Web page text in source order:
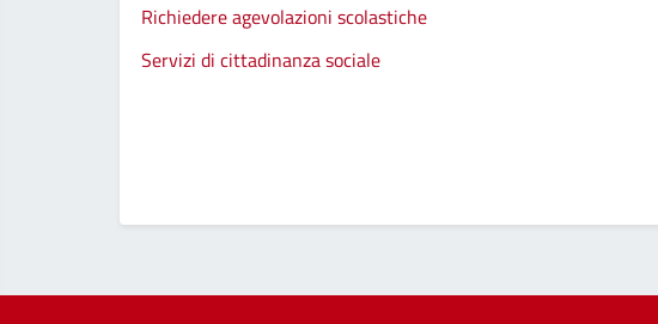
Richiedere agevolazioni scolastiche
Servizi di cittadinanza sociale